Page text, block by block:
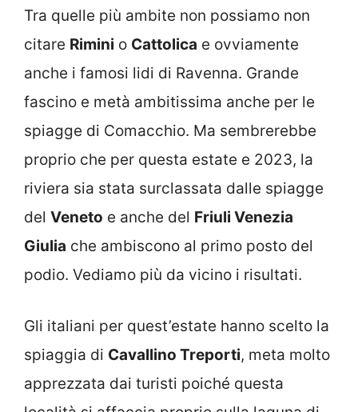
Tra quelle più ambite non possiamo non
citare Rimini o Cattolica e ovviamente
anche i famosi lidi di Ravenna. Grande
fascino e metà ambitissima anche per le
spiagge di Comacchio. Ma sembrerebbe
proprio che per questa estate e 2023, la
riviera sia stata surclassata dalle spiagge
del Veneto e anche del Friuli Venezia
Giulia che ambiscono al primo posto del
podio. Vediamo più da vicino i risultati.
Gli italiani per quest’estate hanno scelto la
spiaggia di Cavallino Treporti, meta molto
apprezzata dai turisti poiché questa